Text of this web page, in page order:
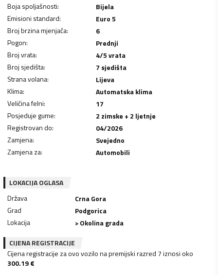
Boja spoljašnosti:
Bijela
Emisioni standard:
Euro 5
Broj brzina mjenjača:
6
Pogon:
Prednji
Broj vrata:
4/5 vrata
Broj sjedišta:
7 sjedišta
Strana volana:
Lijeva
Klima:
Automatska klima
Veličina felni:
17
Posjeduje gume:
2 zimske + 2 ljetnje
Registrovan do:
04/2026
Zamjena:
Svejedno
Zamjena za: Automobili
LOKACIJA OGLASA
Država
Crna Gora
Grad
Podgorica
Lokacija
> Okolina grada
CIJENA REGISTRACIJE
Cijena registracije za ovo vozilo na premijski razred 7 iznosi oko
300.19€